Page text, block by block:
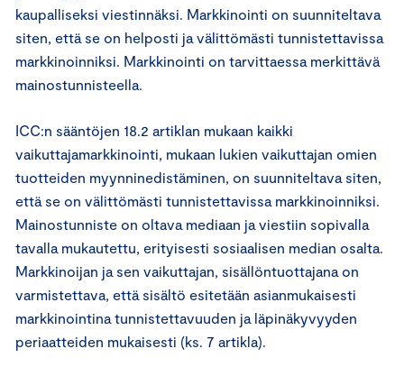
kaupalliseksi viestinnäksi. Markkinointi on suunniteltava
siten, että se on helposti ja välittömästi tunnistettavissa
markkinoinniksi. Markkinointi on tarvittaessa merkittävä
mainostunnisteella.
ICC:n sääntöjen 18.2 artiklan mukaan kaikki
vaikuttajamarkkinointi, mukaan lukien vaikuttajan omien
tuotteiden myynninedistäminen, on suunniteltava siten,
että se on välittömästi tunnistettavissa markkinoinniksi.
Mainostunniste on oltava mediaan ja viestiin sopivalla
tavalla mukautettu, erityisesti sosiaalisen median osalta.
Markkinoijan ja sen vaikuttajan, sisällöntuottajana on
varmistettava, että sisältö esitetään asianmukaisesti
markkinointina tunnistettavuuden ja läpinäkyvyyden
periaatteiden mukaisesti (ks. 7 artikla).